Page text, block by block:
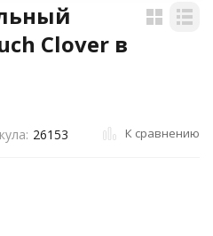
Clover в
26153 К сравнению